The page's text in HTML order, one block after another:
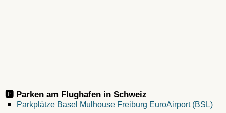
🅿️ Parken am Flughafen in Schweiz
Parkplätze Basel Mulhouse Freiburg EuroAirport (BSL)